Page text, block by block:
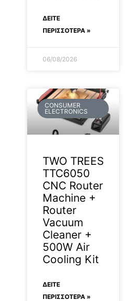
ΔΕΊΤΕ
ΠΕΡΙΣΣΟΤΕΡΑ »
06/08/2026
CONSUMER
ELECTRONICS
TWO TREES
TTC6050
CNC Router
Machine +
Router
Vacuum
Cleaner +
500W Air
Cooling Kit
ΔΕΊΤΕ
ΠΕΡΙΣΣΟΤΕΡΑ »